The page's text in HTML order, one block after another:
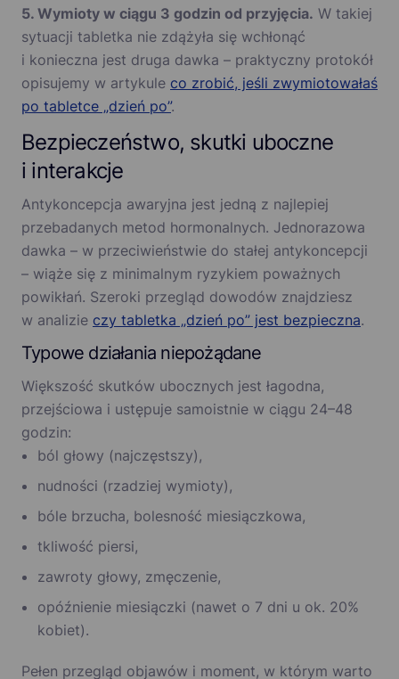
5. Wymioty w ciągu 3 godzin od przyjęcia. W takiej
sytuacji tabletka nie zdążyła się wchłonąć
i konieczna jest druga dawka – praktyczny protokół
opisujemy w artykule co zrobić, jeśli zwymiotowałaś
po tabletce „dzień po”.
Bezpieczeństwo, skutki uboczne
i interakcje
Antykoncepcja awaryjna jest jedną z najlepiej
przebadanych metod hormonalnych. Jednorazowa
dawka – w przeciwieństwie do stałej antykoncepcji
– wiąże się z minimalnym ryzykiem poważnych
powikłań. Szeroki przegląd dowodów znajdziesz
w analizie czy tabletka „dzień po” jest bezpieczna.
Typowe działania niepożądane
Większość skutków ubocznych jest łagodna,
przejściowa i ustępuje samoistnie w ciągu 24–48
godzin:
ból głowy (najczęstszy),
nudności (rzadziej wymioty),
bóle brzucha, bolesność miesiączkowa,
tkliwość piersi,
zawroty głowy, zmęczenie,
opóźnienie miesiączki (nawet o 7 dni u ok. 20%
kobiet).
Pełen przegląd objawów i moment, w którym warto